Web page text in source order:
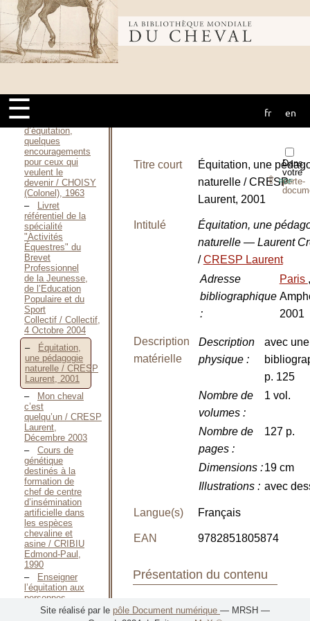
Bibliothèque
mondiale du
cheval
☰ fr en
Démographie
sportive :
itinéraires et
abandons dans
les pratiques de
l’équitation / CHEVALIER
conseils pour
les jeunes
moniteurs
d’équitation,
quelques
encouragements
pour ceux qui
veulent le
devenir / CHOISY
(Colonel), 1963
Livret
référentiel de la
spécialité
"Activités
Équestres" du
Brevet
Professionnel
de la Jeunesse,
de l’Education
Populaire et du
Sport
Collectif / Collectif,
4 Octobre 2004
Équitation,
une pédagogie
naturelle / CRESP
Laurent, 2001
Mon cheval
c’est
quelqu’un / CRESP
Laurent,
Décembre 2003
Cours de
génétique
destinés à la
formation de
chef de centre
d’insémination
artificielle dans
les espèces
chevaline et
asine / CRIBIU
Edmond-Paul,
1990
Enseigner
l’équitation aux
personnes
handicapées / DELAVAL
Dans
votre
porte-
⇪PDF
Titre court
Équitation, une
naturelle / CRESP
Laurent, 2001
Intitulé
Équitation, une
naturelle — Laurent
/CRESP Laurent
Adresse
bibliographique
:
Paris ,
2001
Description
matérielle
Description
physique:
avec une
p. 125
Nombre de
volumes:
1 vol.
Nombre de
pages:
127 p.
Dimensions:19 cm
Illustrations: avec
Langue(s) Français
EAN 9782851805874
Présentation du contenu
Site réalisé par le pôle Document numérique — MRSH —